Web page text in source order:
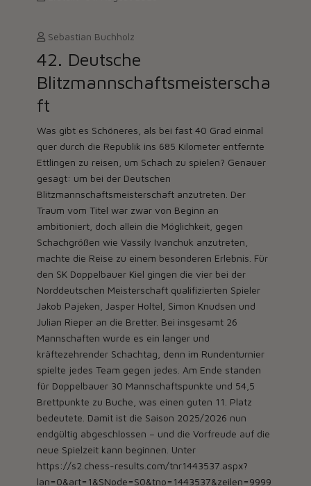
Sebastian Buchholz
42. Deutsche
Blitzmannschaftsmeisterscha
ft
Was gibt es Schöneres, als bei fast 40 Grad einmal
quer durch die Republik ins 685 Kilometer entfernte
Ettlingen zu reisen, um Schach zu spielen? Genauer
gesagt: um bei der Deutschen
Blitzmannschaftsmeisterschaft anzutreten. Der
Traum vom Titel war zwar von Beginn an
ambitioniert, doch allein die Möglichkeit, gegen
Schachgrößen wie Vassily Ivanchuk anzutreten,
machte die Reise zu einem besonderen Erlebnis. Für
den SK Doppelbauer Kiel gingen die vier bei der
Norddeutschen Meisterschaft qualifizierten Spieler
Jakob Pajeken, Jasper Holtel, Simon Knudsen und
Julian Rieper an die Bretter. Bei insgesamt 26
Mannschaften wurde es ein langer und
kräftezehrender Schachtag, denn im Rundenturnier
spielte jedes Team gegen jedes. Am Ende standen
für Doppelbauer 30 Mannschaftspunkte und 54,5
Brettpunkte zu Buche, was einen guten 11. Platz
bedeutete. Damit ist die Saison 2025/2026 nun
endgültig abgeschlossen – und die Vorfreude auf die
neue Spielzeit kann beginnen. Unter
https://s2.chess-results.com/tnr1443537.aspx?
lan=0&art=1&SNode=S0&tno=1443537&zeilen=9999